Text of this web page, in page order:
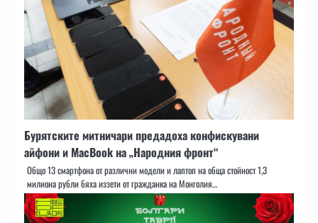
Бурятските митничари предадоха конфискувани
айфони и MacBook на „Народния фронт“
Общо 13 смартфона от различни модели и лаптоп на обща стойност 1,3
милиона рубли бяха иззети от гражданка на Монголия…